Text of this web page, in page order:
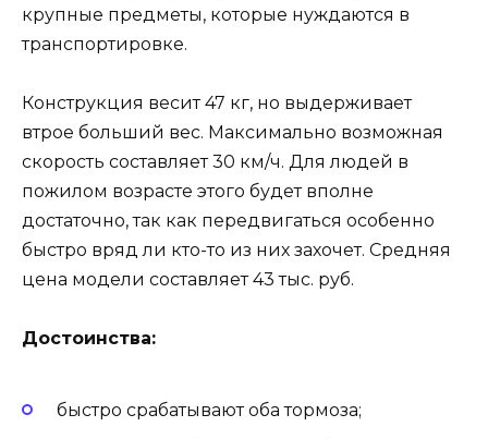
крупные предметы, которые нуждаются в
транспортировке.
Конструкция весит 47 кг, но выдерживает
втрое больший вес. Максимально возможная
скорость составляет 30 км/ч. Для людей в
пожилом возрасте этого будет вполне
достаточно, так как передвигаться особенно
быстро вряд ли кто-то из них захочет. Средняя
цена модели составляет 43 тыс. руб.
Достоинства:
быстро срабатывают оба тормоза;